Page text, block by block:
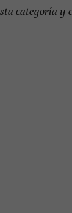
categoría y